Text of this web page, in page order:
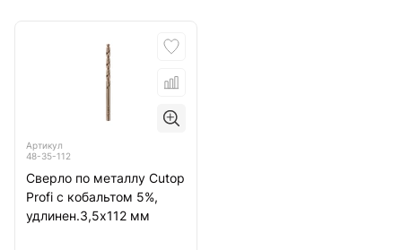
Артикул
48-35-112
Сверло по металлу Cutop
Profi с кобальтом 5%,
удлинен.3,5х112 мм